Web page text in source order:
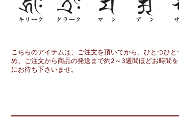
こちらのアイテムは、ご注文を頂いてから、ひとつひ
め、ご注文から商品の発送まで約2～3週間ほどお時間
にお待ち下さいませ。